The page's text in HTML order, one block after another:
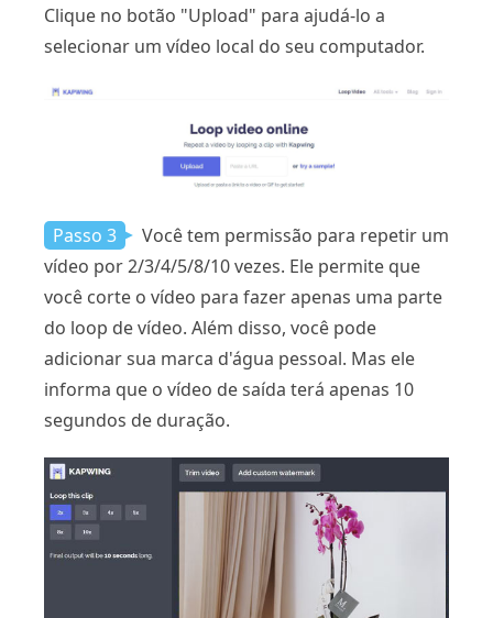
Clique no botão "Upload" para ajudá-lo a
selecionar um vídeo local do seu computador.
Passo 3
Você tem permissão para repetir um
vídeo por 2/3/4/5/8/10 vezes. Ele permite que
você corte o vídeo para fazer apenas uma parte
do loop de vídeo. Além disso, você pode
adicionar sua marca d'água pessoal. Mas ele
informa que o vídeo de saída terá apenas 10
segundos de duração.